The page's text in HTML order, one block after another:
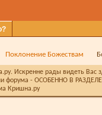
Поклонение Божествам
Искренне рады видеть Вас
форума - ОСОБЕННО В
Кришна.ру